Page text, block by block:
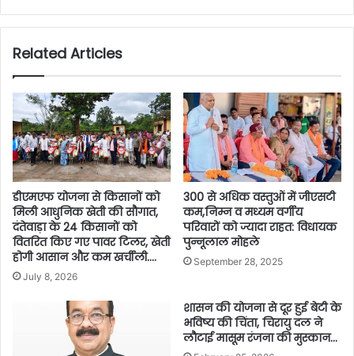
Related Articles
डीएमएफ योजना से किसानों को
मिली आधुनिक खेती की सौगात,
दंतेवाड़ा के 24 किसानों को
वितरित किए गए पावर टिलर, खेती
होगी आसान और कम खर्चीली….
July 8, 2026
300 से अधिक वस्तुओं में जीएसटी
कम,निम्न व मध्यम वर्गीय
परिवारों को ज्यादा राहत: विधायक
पुन्नूलाल मोहले
September 28, 2025
शासन की योजना से दूर हुई बेटी के
भविष्य की चिंता, चिरायु दल ने
लौटाई मासूम रंजना की मुस्कान…